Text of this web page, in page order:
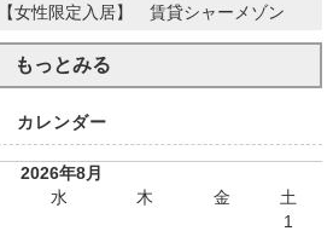
女性限定入居】 賃貸シャーメゾン
もっとみる
カレンダー
2026年8月
水 木 金
土
1